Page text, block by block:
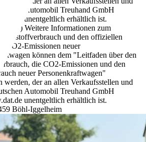
Automobil Treuhand GmbH
unentgeltlich erhältlich ist.
Weitere Informationen zum
und den offiziellen
CO2-Emissionen neuer
können dem "Leitfaden über den
die CO2-Emissionen und den
neuer Personenkraftwagen"
werden, der an allen Verkaufsstellen und
Automobil Treuhand GmbH
unentgeltlich erhältlich ist.
Böhl-Iggelheim